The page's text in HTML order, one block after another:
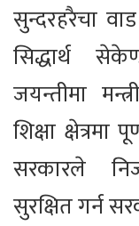
सुन्दरहरैचा
सिद्धार्थ
जयन्तीमा
शिक्षा
सरकारले
सुरक्षित गर्न